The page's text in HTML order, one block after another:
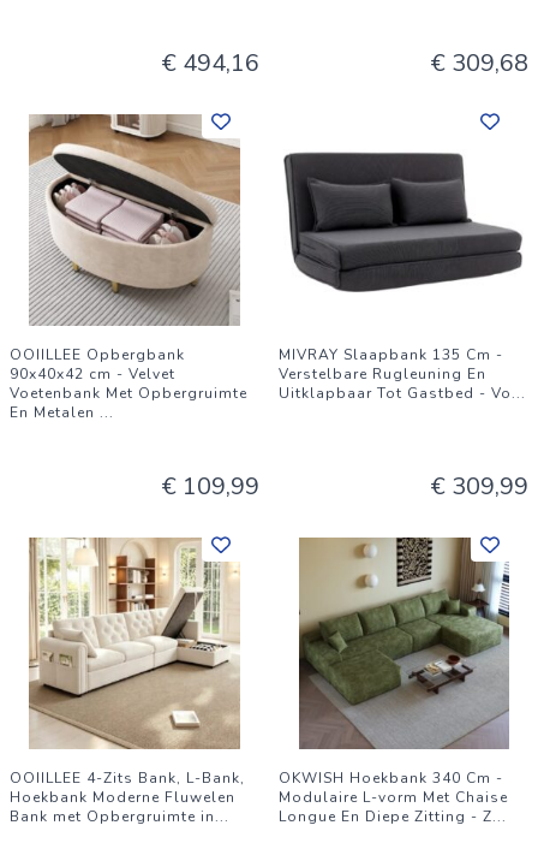
€ 494,16 € 309,68
OOIILLEE Opbergbank
90x40x42 cm - Velvet
Voetenbank Met Opbergruimte
En Metalen ...
€ 109,99
MIVRAY Slaapbank 135 Cm -
Verstelbare Rugleuning En
Uitklapbaar Tot Gastbed - Vo...
€ 309,99
OOIILLEE 4-Zits Bank, L-Bank,
Hoekbank Moderne Fluwelen
Bank met Opbergruimte in...
OKWISH Hoekbank 340 Cm -
Modulaire L-vorm Met Chaise
Longue En Diepe Zitting - Z...